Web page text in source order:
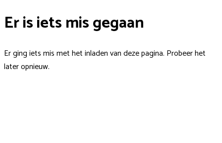
Er is iets mis gegaan
Er ging iets mis met het inladen van deze pagina. Probeer het
later opnieuw.